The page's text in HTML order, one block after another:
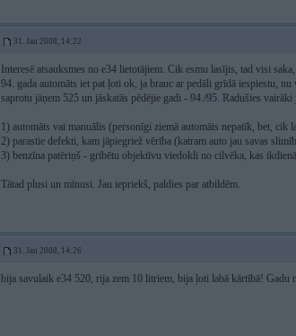
31. Jan 2008, 14:22
Interesē atsauksmes no e34 lietotājiem. Cik esmu lasījis, tad visi
94. gada automāts iet pat ļoti ok, ja brauc ar pedāli grīdā iespiestu,
saprotu jāņem 525 un jāskatās pēdējie gadi - 94./95. Radušies vairāki
1) automāts vai manuālis (personīgi ziemā automāts nepatīk, bet, cik
2) parastie defekti, kam jāpiegriež vērība (katram auto jau savas
3) benzīna patēriņš - gribētu objektīvu viedokli no cilvēka, kas
Tātad plusi un mīnusi. Jau iepriekš, paldies par atbildēm.
31. Jan 2008, 14:26
bija savulaik e34 520, rija zem 10 litriem, bija ļoti labā kārtībā! Gadu